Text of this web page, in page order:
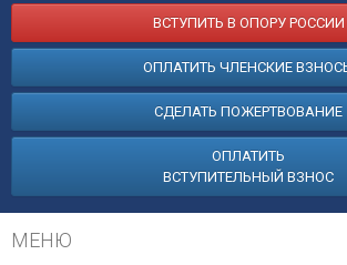
ВСТУПИТЬ В ОПОРУ РОССИИ
ОПЛАТИТЬ ЧЛЕНСКИЕ
СДЕЛАТЬ ПОЖЕРТВОВАНИЕ
ОПЛАТИТЬ
ВСТУПИТЕЛЬНЫЙ ВЗНОС
МЕНЮ